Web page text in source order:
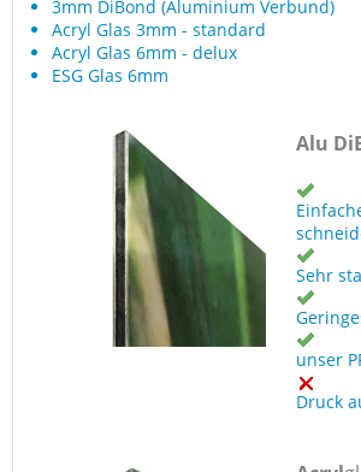
3mm DiBond (Aluminium Verbund)
Acryl Glas 3mm - standard
Acryl Glas 6mm - delux
ESG Glas 6mm
Alu
Sehr
unser
Druck